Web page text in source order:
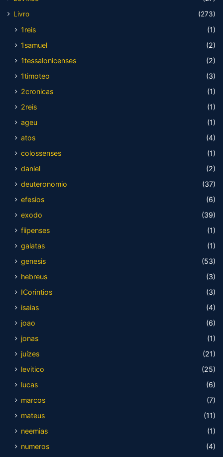
Livro
(273)
1reis
(1)
1samuel
(2)
1tessalonicenses
(2)
1timoteo
(3)
2cronicas
(1)
2reis
(1)
ageu
(1)
atos
(4)
colossenses
(1)
daniel
(2)
deuteronomio
(37)
efesios
(6)
exodo
(39)
fiipenses
(1)
galatas
(1)
genesis
(53)
hebreus
(3)
ICorintios
(3)
isaias
(4)
joao
(6)
jonas
(1)
juízes
(21)
levitico
(25)
lucas
(6)
marcos
(7)
mateus
(11)
neemias
(1)
numeros
(4)